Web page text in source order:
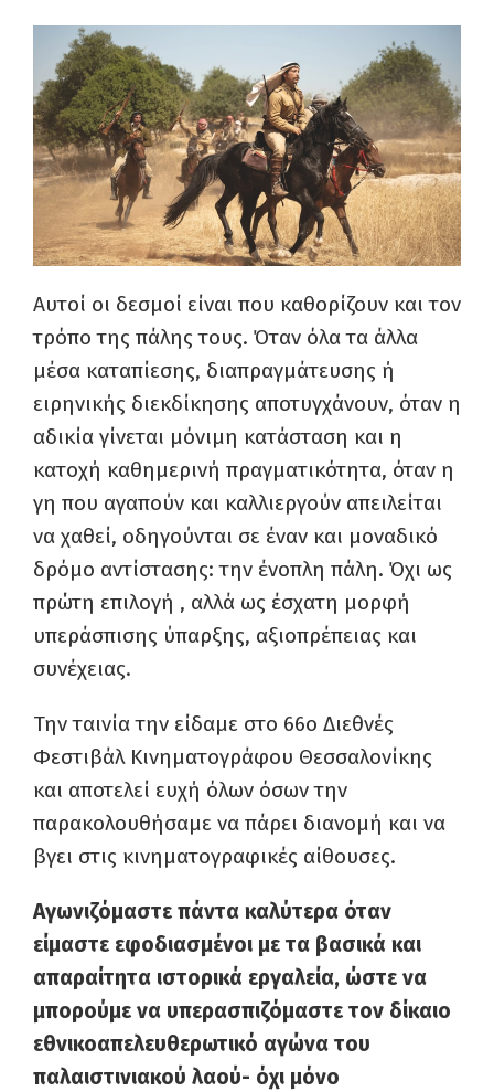
Αυτοί οι δεσμοί είναι που καθορίζουν και τον
τρόπο της πάλης τους. Όταν όλα τα άλλα
μέσα καταπίεσης, διαπραγμάτευσης ή
ειρηνικής διεκδίκησης αποτυγχάνουν, όταν η
αδικία γίνεται μόνιμη κατάσταση και η
κατοχή καθημερινή πραγματικότητα, όταν η
γη που αγαπούν και καλλιεργούν απειλείται
να χαθεί, οδηγούνται σε έναν και μοναδικό
δρόμο αντίστασης: την ένοπλη πάλη. Όχι ως
πρώτη επιλογή , αλλά ως έσχατη μορφή
υπεράσπισης ύπαρξης, αξιοπρέπειας και
συνέχειας.
Την ταινία την είδαμε στο 66ο Διεθνές
Φεστιβάλ Κινηματογράφου Θεσσαλονίκης
και αποτελεί ευχή όλων όσων την
παρακολουθήσαμε να πάρει διανομή και να
βγει στις κινηματογραφικές αίθουσες.
Αγωνιζόμαστε πάντα καλύτερα όταν
είμαστε εφοδιασμένοι με τα βασικά και
απαραίτητα ιστορικά εργαλεία, ώστε να
μπορούμε να υπερασπιζόμαστε τον δίκαιο
εθνικοαπελευθερωτικό αγώνα του
παλαιστινιακού λαού- όχι μόνο